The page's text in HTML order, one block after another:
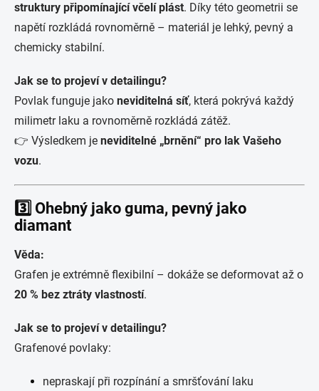
struktury připomínající včelí plást. Díky této geometrii se
napětí rozkládá rovnoměrně – materiál je lehký, pevný a
chemicky stabilní.
Jak se to projeví v detailingu?
Povlak funguje jako neviditelná síť, která pokrývá každý
milimetr laku a rovnoměrně rozkládá zátěž.
👉 Výsledkem je neviditelné „brnění“ pro lak Vašeho
vozu.
3️⃣ Ohebný jako guma, pevný jako
diamant
Věda:
Grafen je extrémně flexibilní – dokáže se deformovat až o
20 % bez ztráty vlastností.
Jak se to projeví v detailingu?
Grafenové povlaky:
nepraskají při rozpínání a smršťování laku